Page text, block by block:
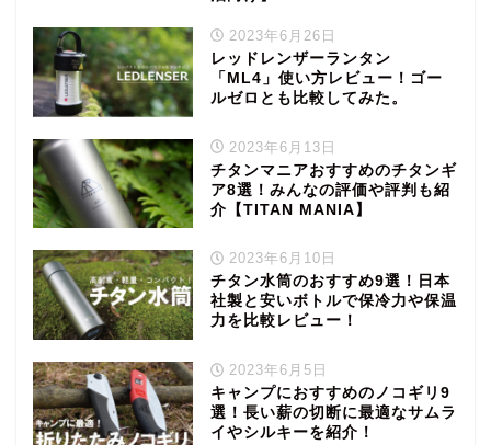
2023年6月26日
レッドレンザーランタン
「ML4」使い方レビュー！ゴー
ルゼロとも比較してみた。
2023年6月13日
チタンマニアおすすめのチタンギ
ア8選！みんなの評価や評判も紹
介【TITAN MANIA】
2023年6月10日
チタン水筒のおすすめ9選！日本
社製と安いボトルで保冷力や保温
力を比較レビュー！
2023年6月5日
キャンプにおすすめのノコギリ9
選！長い薪の切断に最適なサムラ
イやシルキーを紹介！